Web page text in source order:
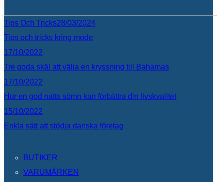
Tips Och Tricks28/03/2024
Tips och tricks kring mode
17/10/2022
Tre goda skäl att välja en kryssning till Bahamas
17/10/2022
Hur en god natts sömn kan förbättra din livskvalitet
15/10/2022
Enkla sätt att stödja danska företag
BUTIKER
VARUMÄRKEN